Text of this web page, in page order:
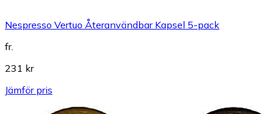
Nespresso Vertuo Återanvändbar Kapsel 5-pack
fr.
231 kr
Jämför pris